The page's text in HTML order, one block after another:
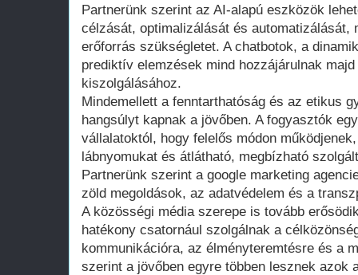
Partnerünk szerint az AI-alapú eszközök
célzását, optimalizálását és automatizálását,
erőforrás szükségletet. A chatbotok, a
prediktív elemzések mind hozzájárulnak
kiszolgálásához.
Mindemellett a fenntarthatóság és az etikus
hangsúlyt kapnak a jövőben. A fogyasztók
vállalatoktól, hogy felelős módon
lábnyomukat és átlátható, megbízható
Partnerünk szerint a google marketing
zöld megoldások, az adatvédelem és a
A közösségi média szerepe is tovább
hatékony csatornául szolgálnak a
kommunikációra, az élményteremtésre és a
szerint a jövőben egyre többen lesznek azok